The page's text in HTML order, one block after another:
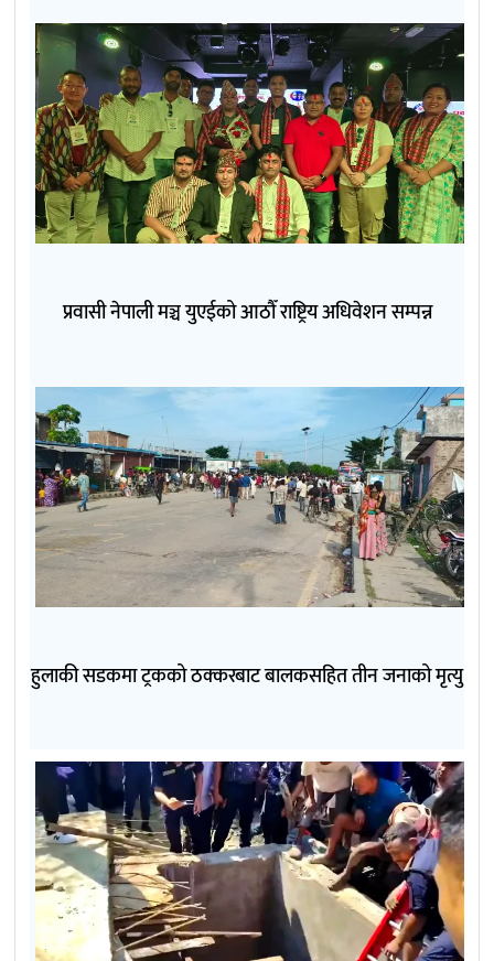
प्रवासी नेपाली मञ्च युएईको आठौँ राष्ट्रिय अधिवेशन सम्पन्न
हुलाकी सडकमा ट्रकको ठक्करबाट बालकसहित तीन जनाको मृत्यु